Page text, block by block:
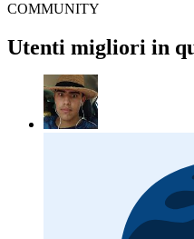
COMMUNITY
Utenti migliori in